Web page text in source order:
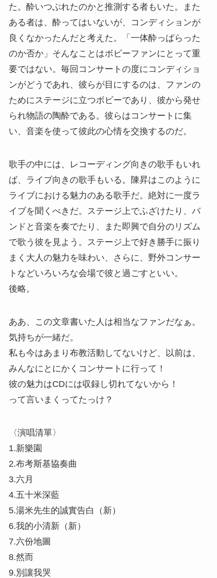
た。酔いつぶれたのかと推測する者もいた。また
ある者は、酔ってはいないが、コンディションが
良くなかったんだと考えた。「一体酔っぱらった
のか否か」そんなことはボビーファンにとって重
要ではない。毎回コンサートの度にコンディショ
ンがどうであれ、彼らが目にするのは、ファンの
ためにステージに立つボビーであり、彼から発せ
られ物語の陶酔である。彼らはコンサートに集
い、音楽を使って彼此の心情を交換するのだ。
歌手の中には、レコーディング向きの歌手もいれ
ば、ライブ向きの歌手もいる。陳昇はこのように
ライブにおける魅力のある歌手だ。絶対に一度ラ
イブを聞くべきだ。ステージ上でふざけたり、バ
ンドと音楽を奏でたり、また即興で自分のリズム
で歌う彼を見よう。ステージ上で好き勝手に振り
まく大人の魅力を味わい、さらに、野外コンサー
トなどいろいろな会場で彼と過ごすといい。
後略。
ああ、この文章書いた人は相当なファンだなぁ。
気持ちが一緒だ。
私も今はあまり布教活動してないけど、以前は、
みんなにとにかくコンサートに行って！
彼の魅力はCDには収録し切れてないから！
って言いまくってたっけ？
〈演唱清單〉
1.新樂園
2.布考斯基協奏曲
3.六月
4.五十米深藍
5.湯米先生的誠實告白（新）
6.我的小清新（新）
7.六份地圖
8.然而
9.別讓我哭